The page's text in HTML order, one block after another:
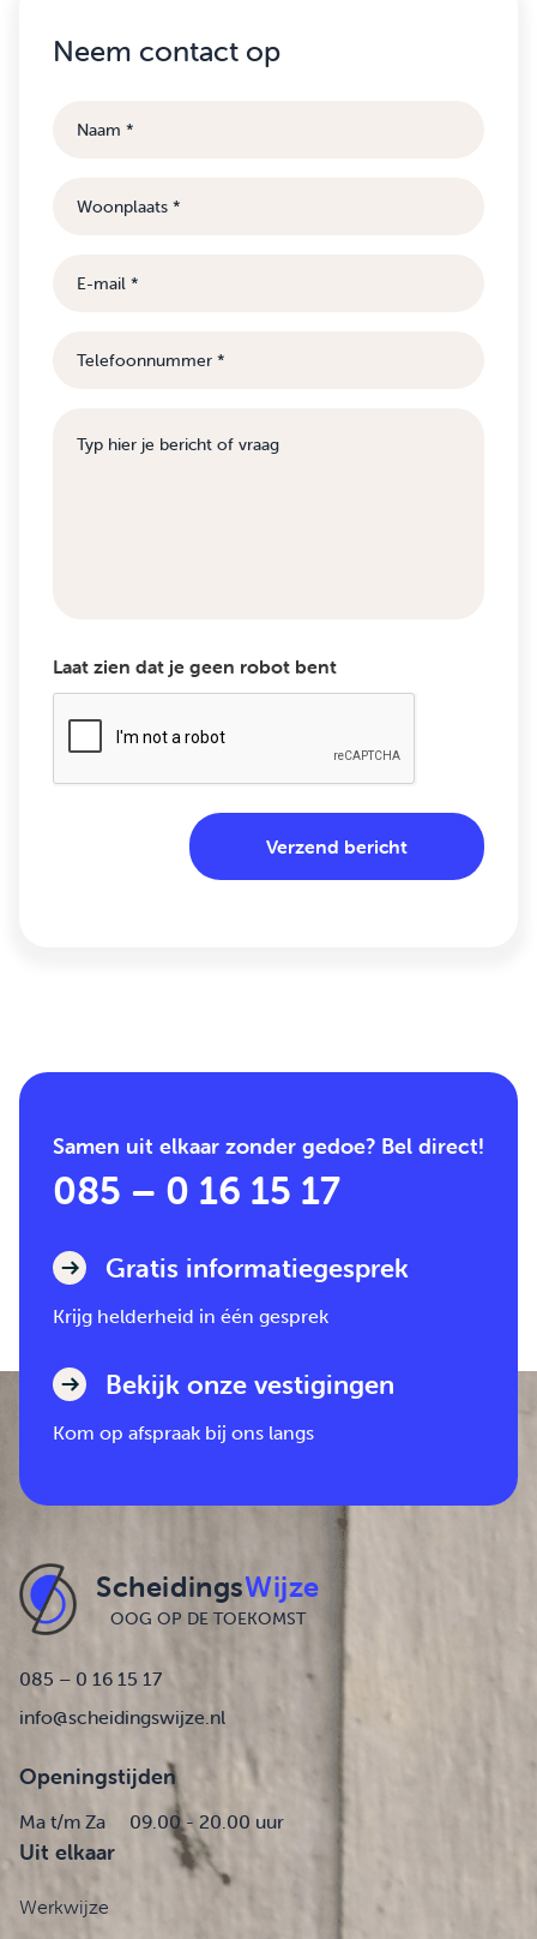
Neem contact op
Laat zien dat je geen robot bent
Samen uit elkaar zonder gedoe? Bel direct!
085 – 0 16 15 17
Gratis informatiegesprek
Krijg helderheid in één gesprek
Bekijk onze vestigingen
Kom op afspraak bij ons langs
ScheidingsWijze
OOG OP DE TOEKOMST
085 – 0 16 15 17
info@scheidingswijze.nl
Openingstijden
Ma t/m Za 09.00 - 20.00 uur
Uit elkaar
Werkwijze